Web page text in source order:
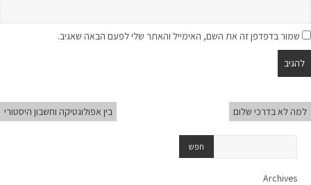
שמור בדפדפן זה את השם, האימייל והאתר שלי לפעם הבאה שאגיב.
למה לא בדרכי שלום בין אפולוגטיקה וחשבון היסטורי
Archives